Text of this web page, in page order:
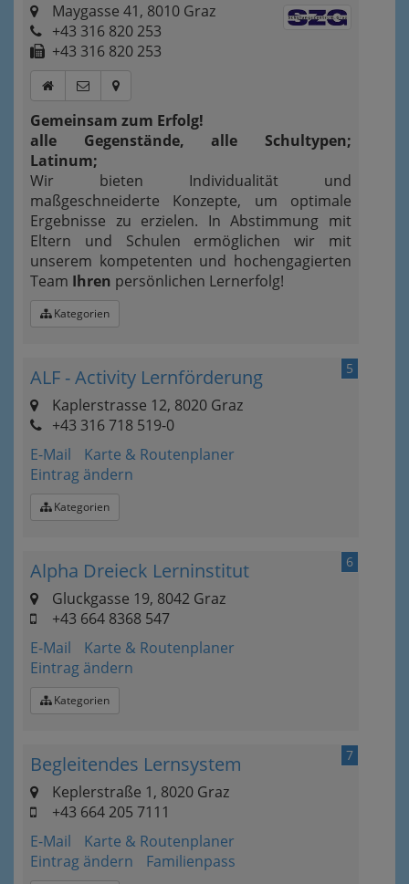
Maygasse 41, 8010 Graz
+43 316 820 253
+43 316 820 253
Gemeinsam zum Erfolg!
alle Gegenstände, alle Schultypen;
Latinum;
Wir bieten Individualität und
maßgeschneiderte Konzepte, um optimale
Ergebnisse zu erzielen. In Abstimmung mit
Eltern und Schulen ermöglichen wir mit
unserem kompetenten und hochengagierten
Team Ihren persönlichen Lernerfolg!
Kategorien
5
ALF - Activity Lernförderung
Kaplerstrasse 12, 8020 Graz
+43 316 718 519-0
E-Mail
Karte & Routenplaner
Eintrag ändern
Kategorien
6
Alpha Dreieck Lerninstitut
Gluckgasse 19, 8042 Graz
+43 664 8368 547
E-Mail
Karte & Routenplaner
Eintrag ändern
Kategorien
7
Begleitendes Lernsystem
Keplerstraße 1, 8020 Graz
+43 664 205 7111
E-Mail
Karte & Routenplaner
Eintrag ändern
Familienpass